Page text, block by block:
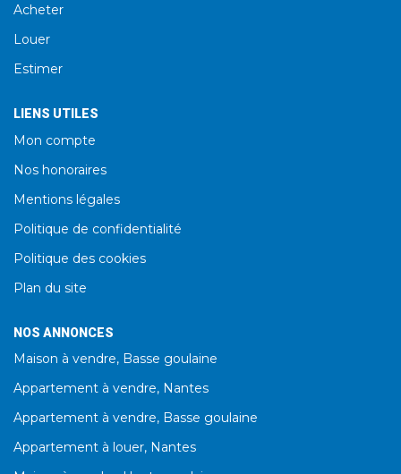
Acheter
Louer
Estimer
LIENS UTILES
Mon compte
Nos honoraires
Mentions légales
Politique de confidentialité
Politique des cookies
Plan du site
NOS ANNONCES
Maison à vendre, Basse goulaine
Appartement à vendre, Nantes
Appartement à vendre, Basse goulaine
Appartement à louer, Nantes